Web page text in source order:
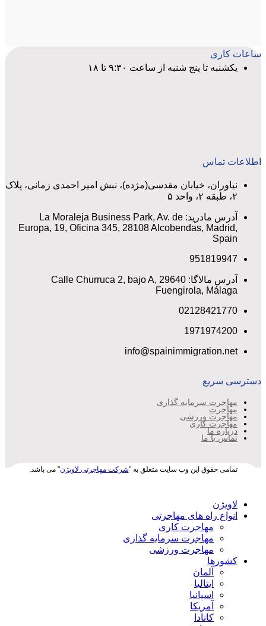
ساعات کاری
یکشنبه تا پنج شنبه از ساعت ۹:۳۰ تا ۱۸
اطلاعات تماس
نیاوران، خیابان مقدسی(مژده)، نبش امیر احمدی زمانی، پلاک
۲، طبقه ۲، واحد ۵
آدرس مادرید: La Moraleja Business Park, Av. de
Europa, 19, Oficina 345, 28108 Alcobendas, Madrid,
Spain
951819947
آدرس مالاگا: Calle Churruca 2, bajo A, 29640
Fuengirola, Málaga
02128421770
1971974200
info@spainimmigration.net
دسترسی سریع
مهاجرت سرمایه گذاری
مهاجرت
مهاجرت ورزشی
مهاجرت کاری
درباره ما
تماس با ما
تمامی حقوق این وب سایت متعلق به "شرکت مهاجرتی لاویژن" می باشد.
لاویژن
انواع راه های مهاجرتی
مهاجرت کاری
مهاجرت سرمایه گذاری
مهاجرت ورزشی
کشورها
آلمان
ایتالیا
اسپانیا
آمریکا
کانادا